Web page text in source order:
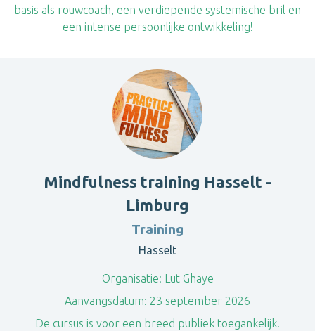
basis als rouwcoach, een verdiepende systemische bril en
een intense persoonlijke ontwikkeling!
Mindfulness training Hasselt -
Limburg
Training
Hasselt
Organisatie: Lut Ghaye
Aanvangsdatum: 23 september 2026
De cursus is voor een breed publiek toegankelijk.